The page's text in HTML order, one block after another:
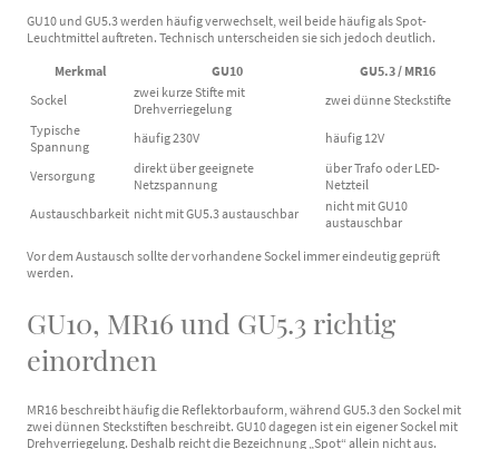
GU10 und GU5.3 werden häufig verwechselt, weil beide häufig als Spot-
Leuchtmittel auftreten. Technisch unterscheiden sie sich jedoch deutlich.
Merkmal GU10
GU5.3 / MR16
Sockel
zwei kurze Stifte mit
Drehverriegelung
zwei dünne Steckstifte
Typische
Spannung
häufig 230V häufig 12V
Versorgung
direkt über geeignete
Netzspannung
über Trafo oder LED-
Netzteil
Austauschbarkeit nicht mit GU5.3 austauschbar
nicht mit GU10
austauschbar
Vor dem Austausch sollte der vorhandene Sockel immer eindeutig geprüft
werden.
GU10, MR16 und GU5.3 richtig
einordnen
MR16 beschreibt häufig die Reflektorbauform, während GU5.3 den Sockel mit
zwei dünnen Steckstiften beschreibt. GU10 dagegen ist ein eigener Sockel mit
Drehverriegelung. Deshalb reicht die Bezeichnung „Spot“ allein nicht aus.